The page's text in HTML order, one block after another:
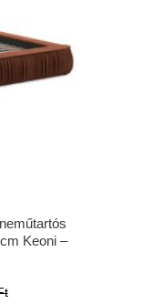
Keoni –